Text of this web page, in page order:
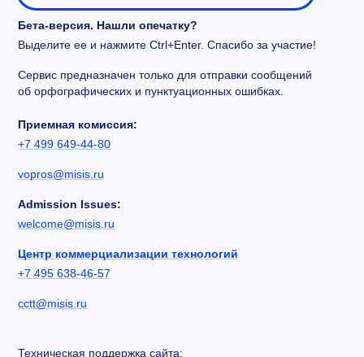
Бета-версия. Нашли опечатку?
Выделите ее и нажмите Ctrl+Enter. Спасибо за участие!
Сервис предназначен только для отправки сообщений
об орфографических и пунктуационных ошибках.
Приемная комиссия:
+7 499 649-44-80
vopros@misis.ru
Admission Issues:
welcome@misis.ru
Центр коммерциализации технологий
+7 495 638-46-57
cctt@misis.ru
Техническая поддержка сайта: